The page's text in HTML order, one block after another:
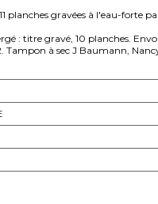
planches gravées à l'eau-forte
: titre gravé, 10 planches.
Tampon à sec J Baumann,